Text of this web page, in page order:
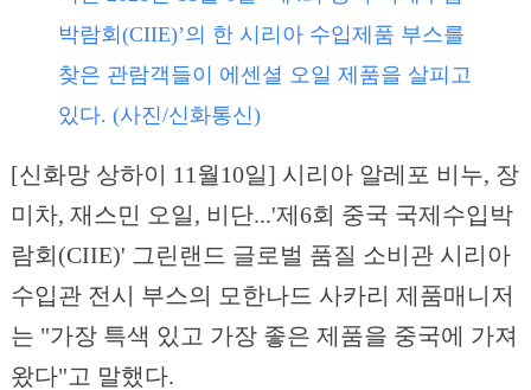
박람회(CIIE)’의 한 시리아 수입제품 부스를
찾은 관람객들이 에센셜 오일 제품을 살피고
있다. (사진/신화통신)
[신화망 상하이 11월10일] 시리아 알레포 비누, 장
미차, 재스민 오일, 비단...'제6회 중국 국제수입박
람회(CIIE)' 그린랜드 글로벌 품질 소비관 시리아
수입관 전시 부스의 모한나드 사카리 제품매니저
는 "가장 특색 있고 가장 좋은 제품을 중국에 가져
왔다"고 말했다.